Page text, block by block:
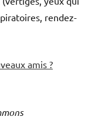
rendez-
amis ?